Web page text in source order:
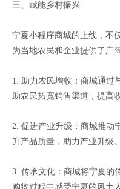
三、赋能乡村振兴
宁夏小程序商城的上线，不
为当地农民和企业提供了广
1. 助力农民增收：商城通过
助农民拓宽销售渠道，提高
2. 促进产业升级：商城推动
升产品质量，助力产业升级。
3. 传承文化：商城将宁夏的
购物过程中感受宁夏的风土